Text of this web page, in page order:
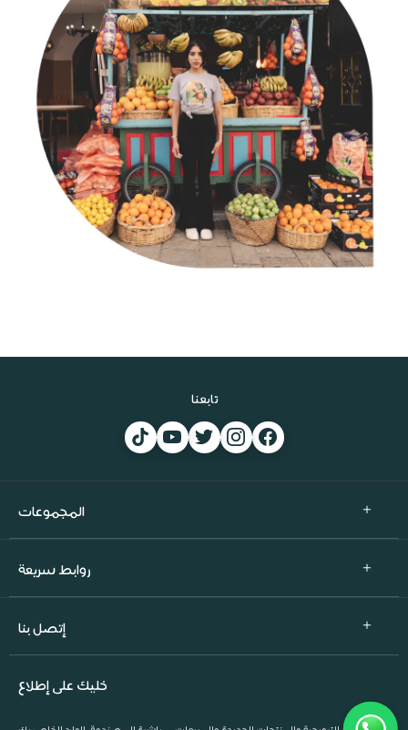
تابعنا
خليك على إطلاع
إتصل بنا
المجموعات
روابط سريعة